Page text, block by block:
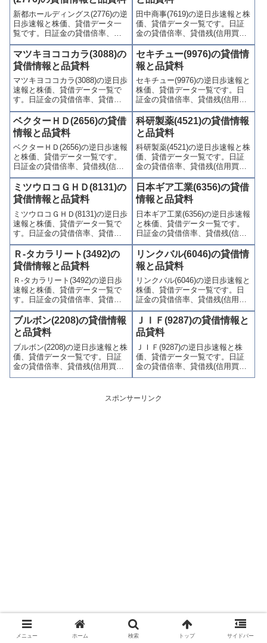
新都ホールディングス(2776)の逆
日歩速報と株価、貸借データ一
覧です。日証金の貸借倍率、貸
借残(信用買残、信用売残)、品貸
料(逆日歩)、東証の週末残高、規
制(注意喚起・申込停止)など、空
売り関連情報を集計し、図解で
わかりやすくまとめて掲載して
います。
田中商事(7619)の逆日歩速報と株
価、貸借データ一覧です。日証
金の貸借倍率、貸借残(信用買
残、信用売残)、品貸料(逆日
歩)、東証の週末残高、規制(注意
喚起・申込停止)など、空売り関
連情報を集計し、図解でわかり
やすくまとめて掲載していま
す。
マツキヨココカラ(3088)の
貸借情報と品貸料
マツキヨココカラ(3088)の逆日歩
速報と株価、貸借データ一覧で
す。日証金の貸借倍率、貸借残
(信用買残、信用売残)、品貸料
(逆日歩)、東証の週末残高、規制
(注意喚起・申込停止)など、空売
り関連情報を集計し、図解でわ
かりやすくまとめて掲載してい
ます。
セキチュー(9976)の貸借情
報と品貸料
セキチュー(9976)の逆日歩速報と
株価、貸借データ一覧です。日
証金の貸借倍率、貸借残(信用買
残、信用売残)、品貸料(逆日
歩)、東証の週末残高、規制(注意
喚起・申込停止)など、空売り関
連情報を集計し、図解でわかり
やすくまとめて掲載していま
す。
ベクターＨＤ(2656)の貸借
情報と品貸料
ベクターＨＤ(2656)の逆日歩速報
と株価、貸借データ一覧です。
日証金の貸借倍率、貸借残(信用
買残、信用売残)、品貸料(逆日
歩)、東証の週末残高、規制(注意
喚起・申込停止)など、空売り関
連情報を集計し、図解でわかり
やすくまとめて掲載していま
す。
科研製薬(4521)の貸借情報
と品貸料
科研製薬(4521)の逆日歩速報と株
価、貸借データ一覧です。日証
金の貸借倍率、貸借残(信用買
残、信用売残)、品貸料(逆日
歩)、東証の週末残高、規制(注意
喚起・申込停止)など、空売り関
連情報を集計し、図解でわかり
やすくまとめて掲載していま
す。
ミツウロコＧＨＤ(8131)の
貸借情報と品貸料
ミツウロコＧＨＤ(8131)の逆日歩
速報と株価、貸借データ一覧で
す。日証金の貸借倍率、貸借残
(信用買残、信用売残)、品貸料
(逆日歩)、東証の週末残高、規制
(注意喚起・申込停止)など、空売
り関連情報を集計し、図解でわ
かりやすくまとめて掲載してい
ます。
日本ギア工業(6356)の貸借
情報と品貸料
日本ギア工業(6356)の逆日歩速報
と株価、貸借データ一覧です。
日証金の貸借倍率、貸借残(信用
買残、信用売残)、品貸料(逆日
歩)、東証の週末残高、規制(注意
喚起・申込停止)など、空売り関
連情報を集計し、図解でわかり
やすくまとめて掲載していま
す。
Ｒ-タカラリート(3492)の
貸借情報と品貸料
Ｒ-タカラリート(3492)の逆日歩
速報と株価、貸借データ一覧で
す。日証金の貸借倍率、貸借残
(信用買残、信用売残)、品貸料
(逆日歩)、東証の週末残高、規制
(注意喚起・申込停止)など、空売
り関連情報を集計し、図解でわ
かりやすくまとめて掲載してい
ます。
リンクバル(6046)の貸借情
報と品貸料
リンクバル(6046)の逆日歩速報と
株価、貸借データ一覧です。日
証金の貸借倍率、貸借残(信用買
残、信用売残)、品貸料(逆日
歩)、東証の週末残高、規制(注意
喚起・申込停止)など、空売り関
連情報を集計し、図解でわかり
やすくまとめて掲載していま
す。
ブルボン(2208)の貸借情報
と品貸料
ブルボン(2208)の逆日歩速報と株
価、貸借データ一覧です。日証
金の貸借倍率、貸借残(信用買
残、信用売残)、品貸料(逆日
喚起・申込停止)など、空売り関
連情報を集計し、図解でわかり
ＪＩＦ(9287)の貸借情報と
品貸料
ＪＩＦ(9287)の逆日歩速報と株
価、貸借データ一覧です。日証
金の貸借倍率、貸借残(信用買
残、信用売残)、品貸料(逆日
喚起・申込停止)など、空売り関
連情報を集計し、図解でわかり
スポンサーリンク
メニュー ホーム 検索 トップ サイドバー